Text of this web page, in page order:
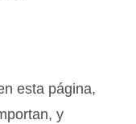
esta página,
y